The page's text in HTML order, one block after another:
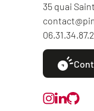
35 quai